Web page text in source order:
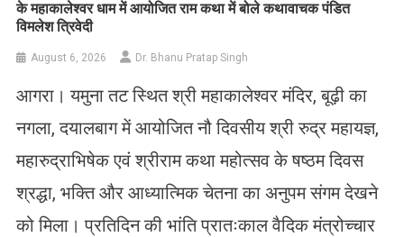
के महाकालेश्वर धाम में आयोजित राम कथा में बोले कथावाचक पंडित
विमलेश त्रिवेदी
August 6, 2026 Dr. Bhanu Pratap Singh
आगरा। यमुना तट स्थित श्री महाकालेश्वर मंदिर, बूढ़ी का
नगला, दयालबाग में आयोजित नौ दिवसीय श्री रुद्र महायज्ञ,
महारुद्राभिषेक एवं श्रीराम कथा महोत्सव के षष्ठम दिवस
श्रद्धा, भक्ति और आध्यात्मिक चेतना का अनुपम संगम देखने
को मिला। प्रतिदिन की भांति प्रातःकाल वैदिक मंत्रोच्चार